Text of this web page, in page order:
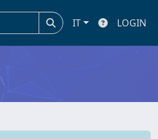
IT LOGIN